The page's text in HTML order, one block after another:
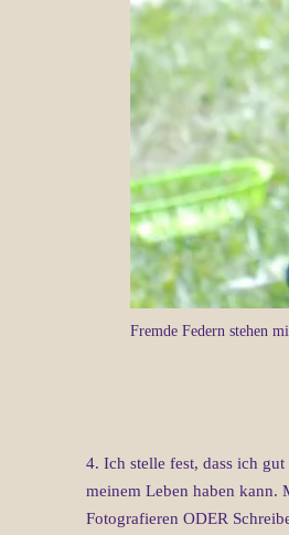
Fremde Federn stehen
4. Ich stelle fest, dass ich
meinem Leben haben kann.
Fotografieren ODER